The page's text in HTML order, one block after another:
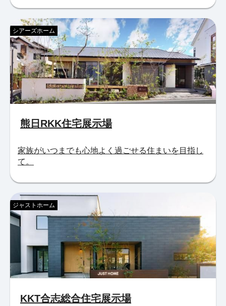
熊日RKK住宅展示場
シアーズホーム
家族がいつまでも心地よく過ごせる住まいを目指し
て。
KKT合志総合住宅展示場
ジャストホーム